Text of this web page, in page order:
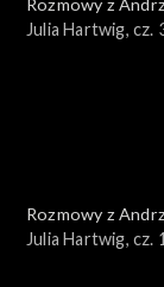
Rozmowy z
Doboszem
Julia Hartwig, cz.
Rozmowy z
Doboszem
Julia Hartwig, cz. 1